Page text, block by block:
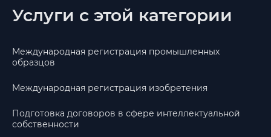
Услуги с этой категории
Международная регистрация промышленных
образцов
Международная регистрация изобретения
Подготовка договоров в сфере интеллектуальной
собственности